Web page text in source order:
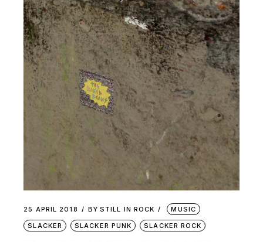
25 APRIL 2018 BY STILL IN ROCK
MUSIC
SLACKER
SLACKER PUNK SLACKER ROCK